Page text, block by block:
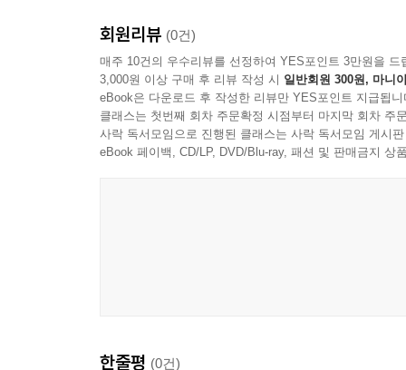
회원리뷰 (0건)
매주 10건의 우수리뷰를 선정하여 YES포인트 3만원을 드
3,000원 이상 구매 후 리뷰 작성 시 일반회원 300원, 마니
eBook은 다운로드 후 작성한 리뷰만 YES포인트 지급됩니
클래스는 첫번째 회차 주문확정 시점부터 마지막 회차 주
사락 독서모임으로 진행된 클래스는 사락 독서모임 게시
eBook 페이백, CD/LP, DVD/Blu-ray, 패션 및 판매금지 상
한줄평 (0건)